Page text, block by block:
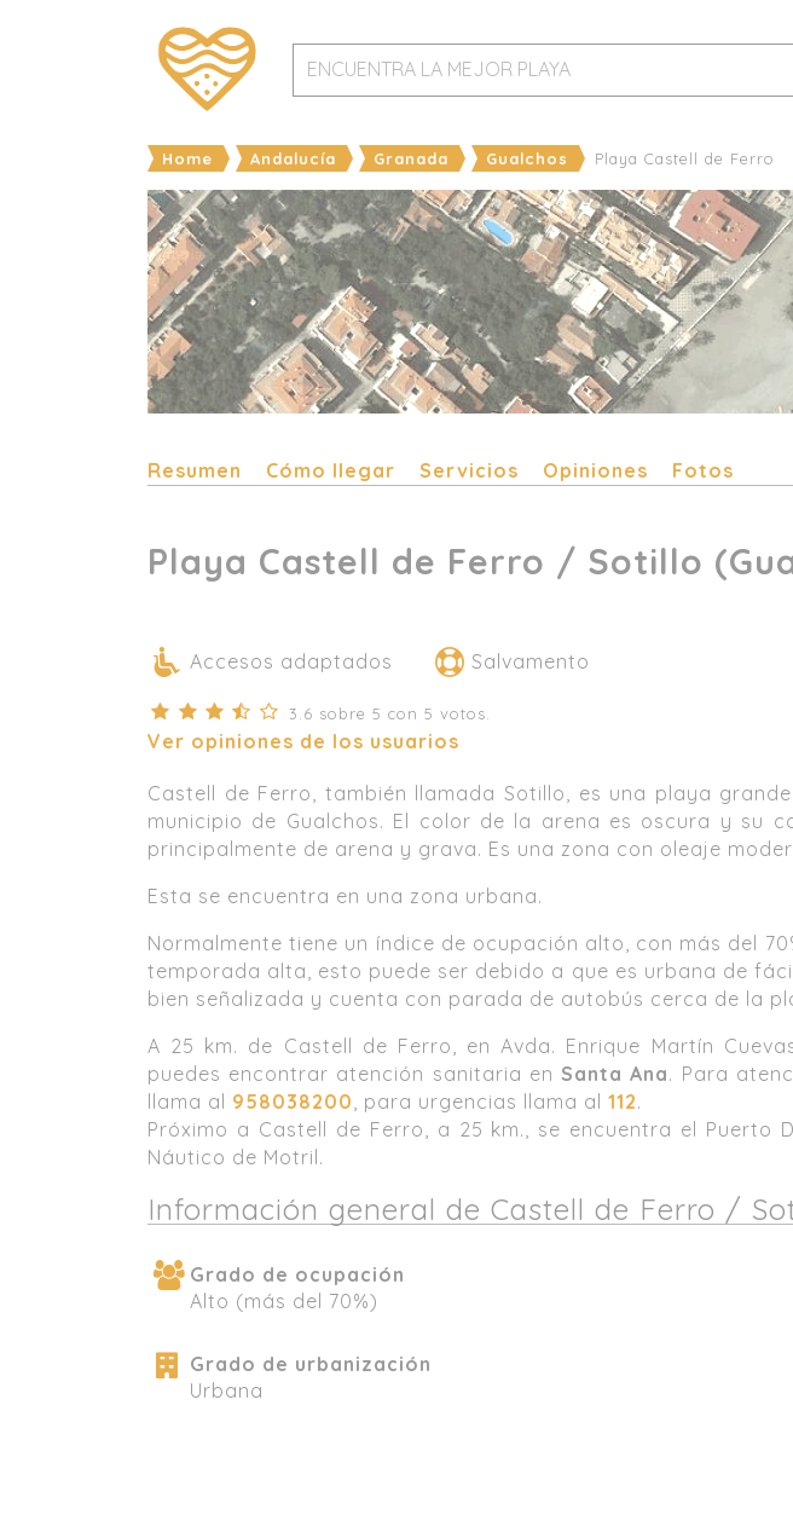
Home Andalucía Granada Gualchos Playa Castell de Ferro
Resumen Cómo llegar Servicios Opiniones Fotos
Playa Castell de Ferro / Sotillo
Accesos adaptados Salvamento
3.6 sobre 5 con 5 votos.
Ver opiniones de los usuarios
Castell de Ferro, también llamada Sotillo, es una playa
municipio de Gualchos. El color de la arena es oscura y su
principalmente de arena y grava. Es una zona con oleaje
Esta se encuentra en una zona urbana.
Normalmente tiene un índice de ocupación alto, con más del
temporada alta, esto puede ser debido a que es urbana de
bien señalizada y cuenta con parada de autobús cerca de la
A 25 km. de Castell de Ferro, en Avda. Enrique Martín
puedes encontrar atención sanitaria en Santa Ana. Para
llama al 958038200, para urgencias llama al 112.
Próximo a Castell de Ferro, a 25 km., se encuentra el Puerto
Náutico de Motril.
Información general de Castell de Ferro /
Grado de ocupación
Alto (más del 70%)
Grado de urbanización
Urbana